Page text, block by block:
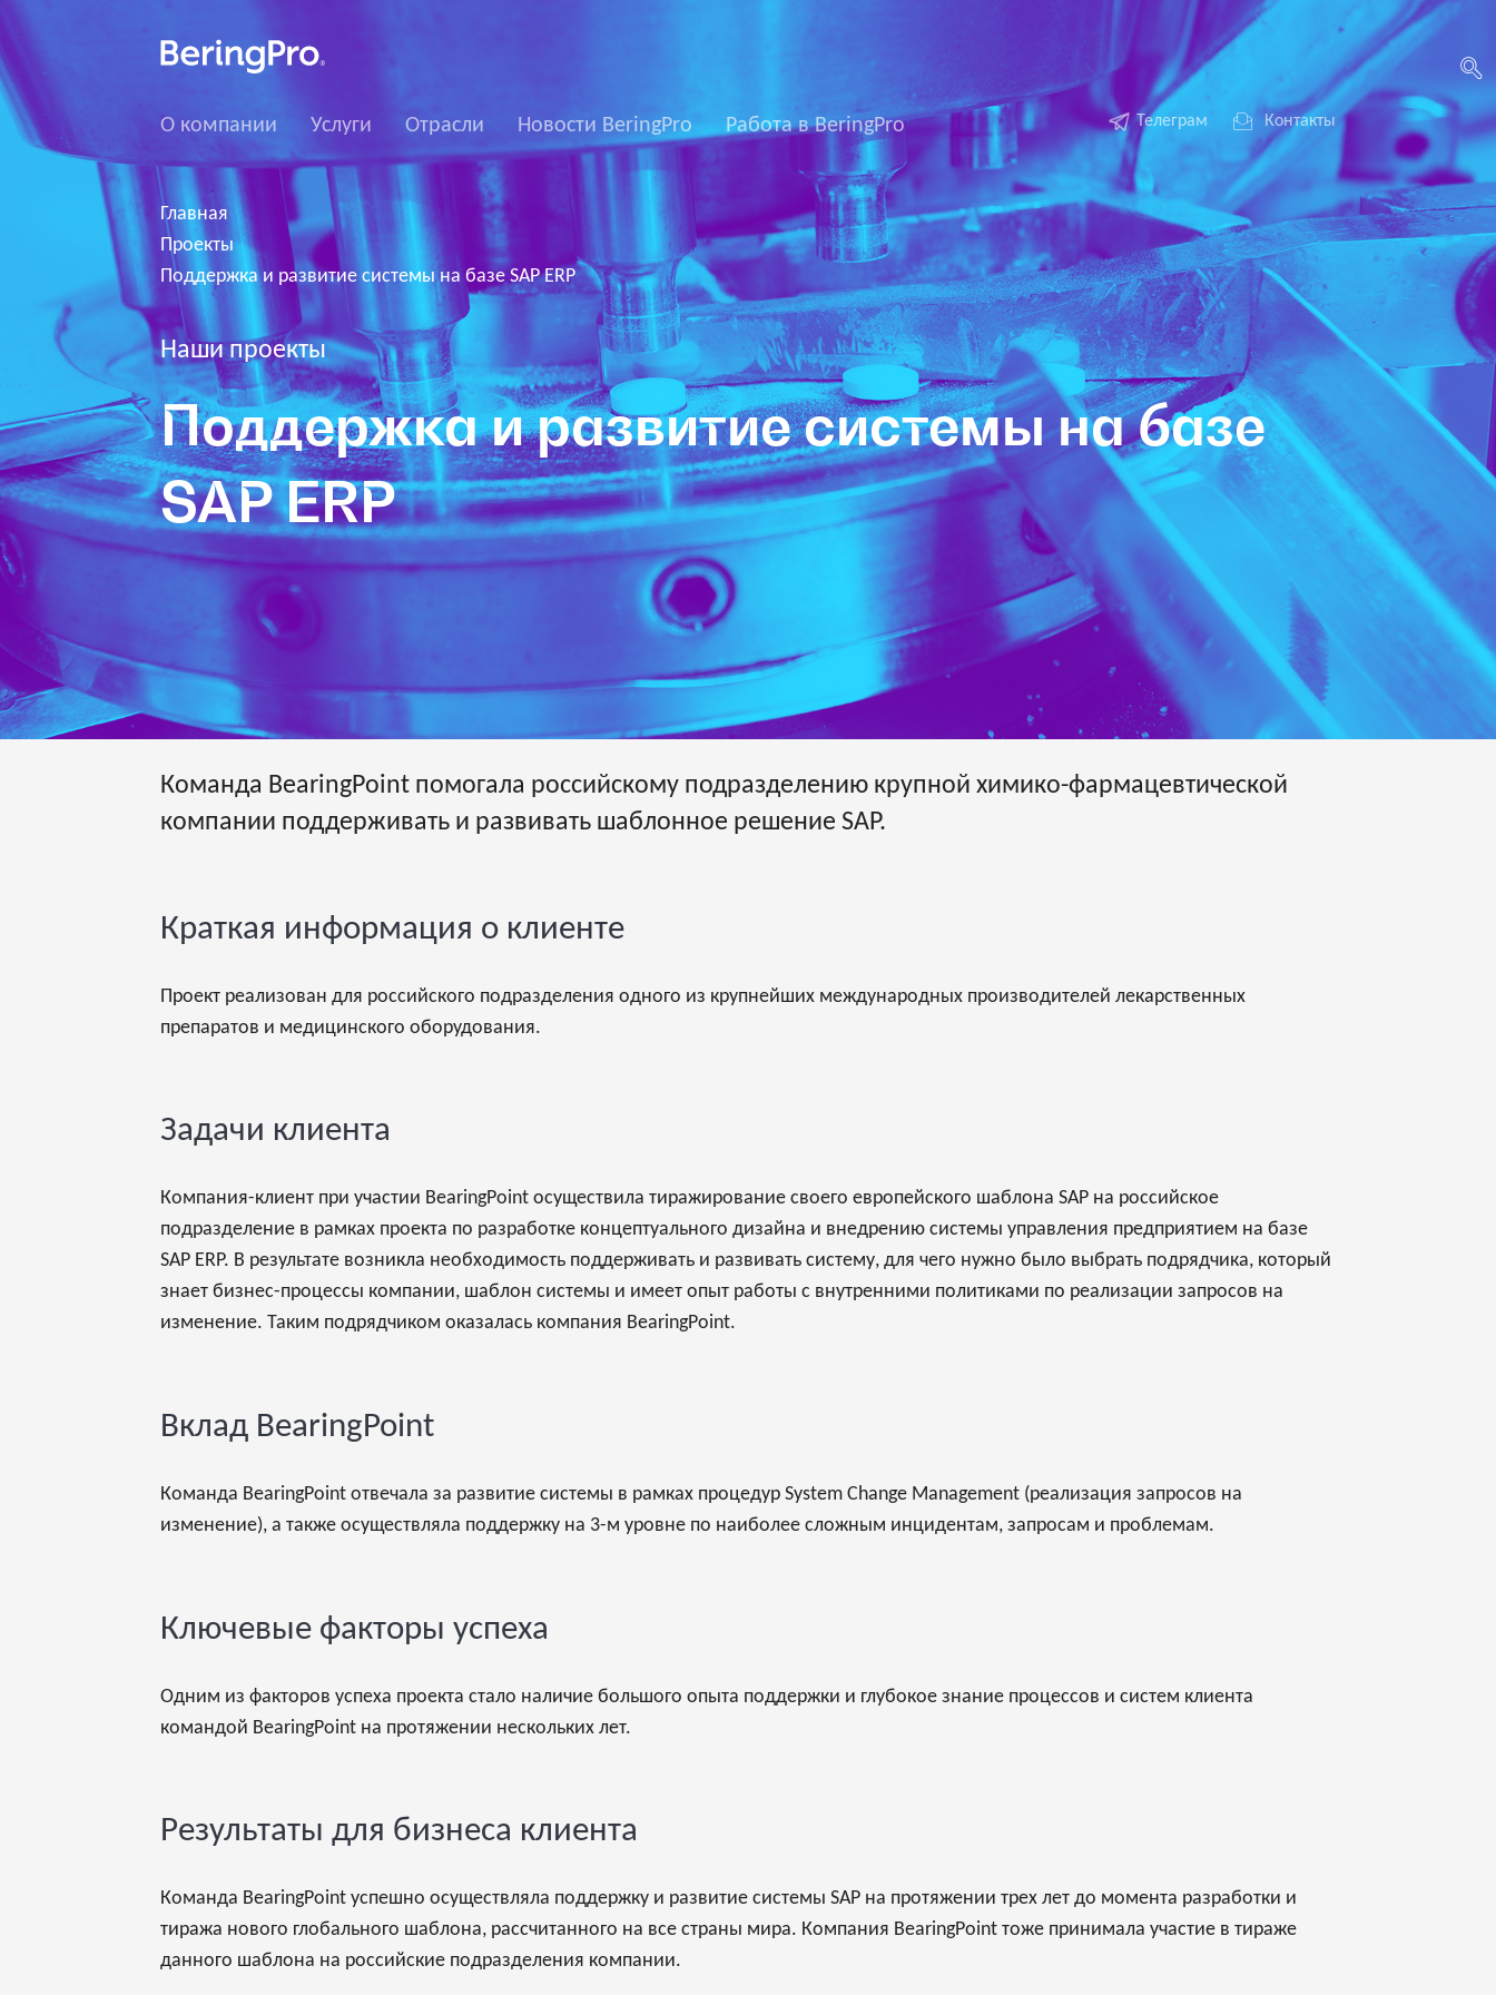
О компании Услуги Отрасли Новости BeringPro Работа в BeringPro Телеграм Контакты
Главная
Проекты
Поддержка и развитие системы на базе SAP ERP
Наши проекты
Поддержка и развитие системы на базе
SAP ERP
Команда BearingPoint помогала российскому подразделению крупной химико-фармацевтической
компании поддерживать и развивать шаблонное решение SAP.
Краткая информация о клиенте
Проект реализован для российского подразделения одного из крупнейших международных производителей лекарственных
препаратов и медицинского оборудования.
Задачи клиента
Компания-клиент при участии BearingPoint осуществила тиражирование своего европейского шаблона SAP на российское
подразделение в рамках проекта по разработке концептуального дизайна и внедрению системы управления предприятием на базе
SAP ERP. В результате возникла необходимость поддерживать и развивать систему, для чего нужно было выбрать подрядчика, который
знает бизнес-процессы компании, шаблон системы и имеет опыт работы с внутренними политиками по реализации запросов на
изменение. Таким подрядчиком оказалась компания BearingPoint.
Вклад BearingPoint
Команда BearingPoint отвечала за развитие системы в рамках процедур System Change Management (реализация запросов на
изменение), а также осуществляла поддержку на 3-м уровне по наиболее сложным инцидентам, запросам и проблемам.
Ключевые факторы успеха
Одним из факторов успеха проекта стало наличие большого опыта поддержки и глубокое знание процессов и систем клиента
командой BearingPoint на протяжении нескольких лет.
Результаты для бизнеса клиента
Команда BearingPoint успешно осуществляла поддержку и развитие системы SAP на протяжении трех лет до момента разработки и
тиража нового глобального шаблона, рассчитанного на все страны мира. Компания BearingPoint тоже принимала участие в тираже
данного шаблона на российские подразделения компании.